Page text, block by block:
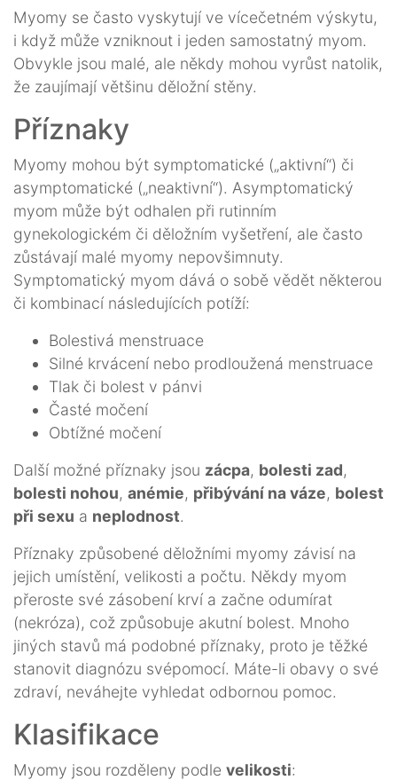
Myomy se často vyskytují ve vícečetném výskytu,
i když může vzniknout i jeden samostatný myom.
Obvykle jsou malé, ale někdy mohou vyrůst natolik,
že zaujímají většinu děložní stěny.
Příznaky
Myomy mohou být symptomatické („aktivní“) či
asymptomatické („neaktivní“). Asymptomatický
myom může být odhalen při rutinním
gynekologickém či děložním vyšetření, ale často
zůstávají malé myomy nepovšimnuty.
Symptomatický myom dává o sobě vědět některou
či kombinací následujících potíží:
Bolestivá menstruace
Silné krvácení nebo prodloužená menstruace
Tlak či bolest v pánvi
Časté močení
Obtížné močení
Další možné příznaky jsou zácpa, bolesti zad,
bolesti nohou, anémie, přibývání na váze, bolest
při sexu a neplodnost.
Příznaky způsobené děložními myomy závisí na
jejich umístění, velikosti a počtu. Někdy myom
přeroste své zásobení krví a začne odumírat
(nekróza), což způsobuje akutní bolest. Mnoho
jiných stavů má podobné příznaky, proto je těžké
stanovit diagnózu svépomocí. Máte-li obavy o své
zdraví, neváhejte vyhledat odbornou pomoc.
Klasifikace
Myomy jsou rozděleny podle velikosti: